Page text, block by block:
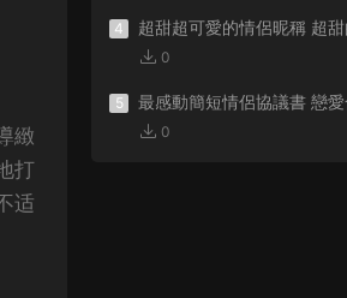
緻
打
适
4 超甜超可愛的情侶昵稱 超
0
5 最感動簡短情侶協議書 戀
0